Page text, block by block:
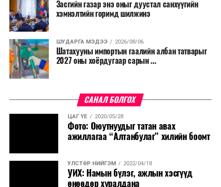
Засгийн газар энэ оныг дуустал санхүүгийн
хэмнэлтийн горимд шилжинэ
ШУДАРГА МЭДЭЭ 2026/08/06
Шатахууны импортын гаалийн албан татварыг
2027 оны хоёрдугаар сарын ...
САНАЛ БОЛГОХ
ЦАГ ҮЕ 2020/05/28
Фото: Оюутнуудыг татан авах
ажиллагаа “Алтанбулаг” хилийн боомт
УЛСТӨР НИЙГЭМ 2022/04/18
УИХ: Намын бүлэг, ажлын хэсгүүд
өнөөдөр хуралдана